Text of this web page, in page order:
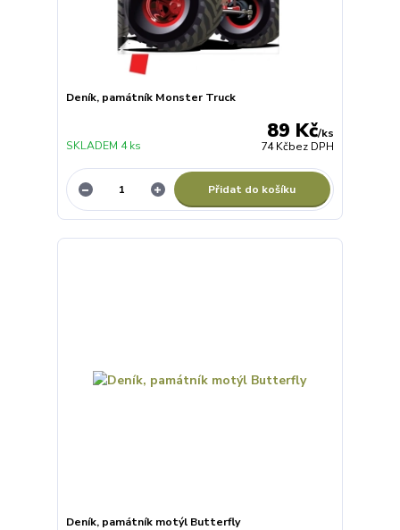
Deník, památník Monster Truck
89 Kč/ks
74 Kčbez DPH
SKLADEM 4 ks
Přidat do košíku
Deník, památník motýl Butterfly